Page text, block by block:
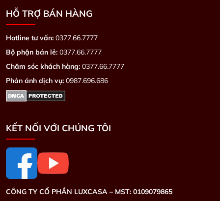
HỖ TRỢ BÁN HÀNG
Hotline tư vấn: 0377.66.7777
Bộ phận bán lẻ: 0377.66.7777
Chăm sóc khách hàng: 0377.66.7777
Phản ánh dịch vụ: 0987.696.686
KẾT NỐI VỚI CHÚNG TÔI
CÔNG TY CỔ PHẦN LUXCASA – MST: 0109079865